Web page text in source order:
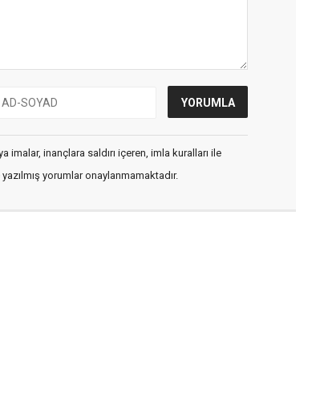
imalar, inançlara saldırı içeren, imla kuralları ile
yorumlar onaylanmamaktadır.